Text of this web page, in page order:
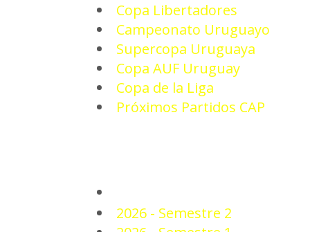
Copa Libertadores
Campeonato Uruguayo
Supercopa Uruguaya
Copa AUF Uruguay
Copa de la Liga
Próximos Partidos CAP
2026 - Semestre 2